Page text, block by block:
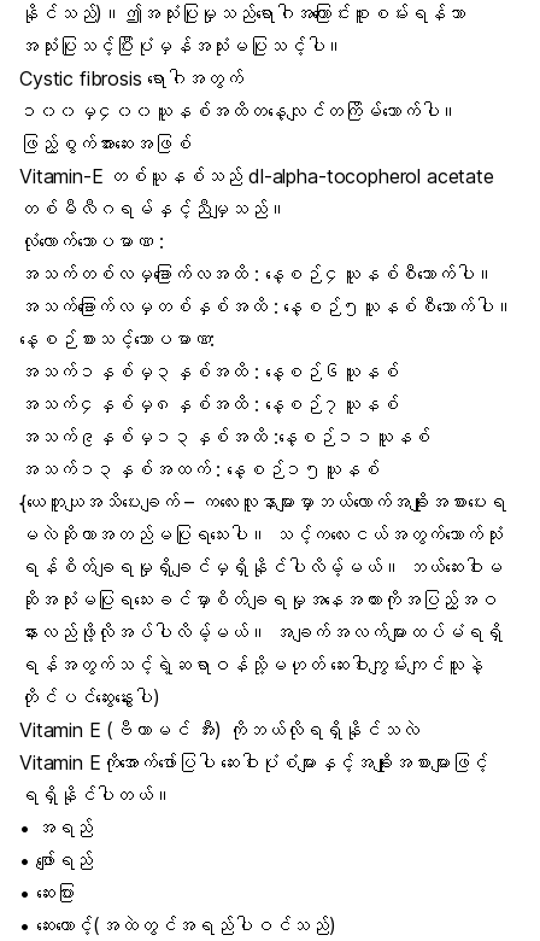
နိုင်သည်)။ဤအသုံးပြုမှုသည်ရောဂါအကြောင်းစူးစမ်းရန်သာ
အသုံးပြုသင့်ပြီးပုံမှန်အသုံးမပြုသင့်ပါ။
Cystic fibrosis ရောဂါအတွက်
၁၀၀မှ၄၀၀ယူနစ်အထိတနေ့လျင်တကြိမ်သောက်ပါ။
ဖြည့်စွက်အားဆေးအဖြစ်
Vitamin-E တစ်ယူနစ်သည် dl-alpha-tocopherol acetate
တစ်မီလီဂရမ်နှင့်ညီမျှသည်။
လုံလောက်သောပမာဏ :
အသက်တစ်လမှခြောက်လအထိ : နေ့စဉ်၄ယူနစ်စီသောက်ပါ။
အသက်ခြောက်လမှတစ်နှစ်အထိ : နေ့စဉ်၅ယူနစ်စီသောက်ပါ။
နေ့စဉ်စားသင့်သောပမာဏ:
အသက်၁နှစ်မှ၃နှစ်အထိ : နေ့စဉ်၆ယူနစ်
အသက်၄နှစ်မှ၈နှစ်အထိ : နေ့စဉ်၇ယူနစ်
အသက်၉နှစ်မှ၁၃နှစ်အထိ :နေ့စဉ်၁၁ယူနစ်
အသက်၁၃နှစ်အထက် : နေ့စဉ်၁၅ယူနစ်
{ယေဘူယျအသိပေးချက် – ကလေးလူနာများမှာဘယ်လောက်အချိုးအစားပေးရ
မလဲဆိုတာအတည်မပြုရသေးပါ။ သင့်ကလေးငယ်အတွက်သောက်သုံး
ရန်စိတ်ချရမှုရှိချင်မှရှိနိုင်ပါလိမ့်မယ်။ ဘယ်ဆေးဝါးမ
ဆိုအသုံးမပြုရသေးခင်မှာစိတ်ချရမှုအနေအထားကိုအပြည့်အဝ
နားလည်ဖို့လိုအပ်ပါလိမ့်မယ်။ အချက်အလက်များထပ်မံရရှိ
ရန်အတွက်သင့်ရဲ့ဆရာဝန်သို့မဟုတ် ဆေးဝါးကျွမ်းကျင်သူနဲ့
တိုင်ပင်ဆွေးနွေးပါ)
Vitamin E (ဗီတာမင် အီး) ကိုဘယ်လိုရရှိနိုင်သလဲ
Vitamin Eကိုအောက်ဖော်ပြပါ ဆေးဝါးပုံစံများနှင့်အချိုးအစားများဖြင့်
ရရှိနိုင်ပါတယ်။
• အရည်
• ဖျော်ရည်
• ဆေးပြား
• ဆေးတောင့်(အထဲတွင်အရည်ပါဝင်သည်)